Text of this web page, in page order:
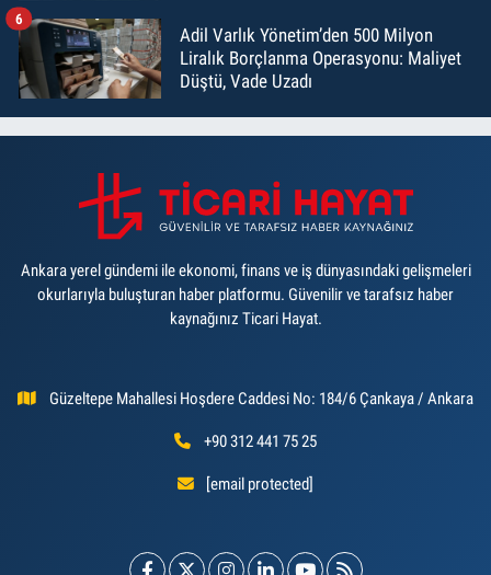
Adil Varlık Yönetim’den 500 Milyon
Liralık Borçlanma Operasyonu: Maliyet
Düştü, Vade Uzadı
6
Ankara yerel gündemi ile ekonomi, finans ve iş dünyasındaki gelişmeleri
okurlarıyla buluşturan haber platformu. Güvenilir ve tarafsız haber
kaynağınız Ticari Hayat.
Güzeltepe Mahallesi Hoşdere Caddesi No: 184/6 Çankaya / Ankara
+90 312 441 75 25
[email protected]